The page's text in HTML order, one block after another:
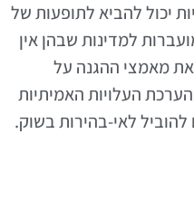
יכול להביא לתופעות של
למדינות שבהן אין
מאמצי ההגנה על
העלויות האמיתיות
לאי-בהירות בשוק.